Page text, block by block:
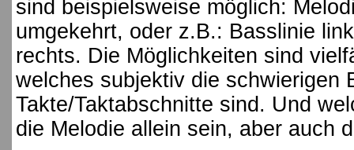
sind beispielsweise möglich:
umgekehrt, oder z.B.: Basslinie
rechts. Die Möglichkeiten sind
welches subjektiv die schwierigen
Takte/Taktabschnitte sind. Und
die Melodie allein sein, aber auch